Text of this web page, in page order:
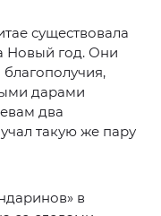
существовала
Новый год. Они
дарами
два
такую же пару
в